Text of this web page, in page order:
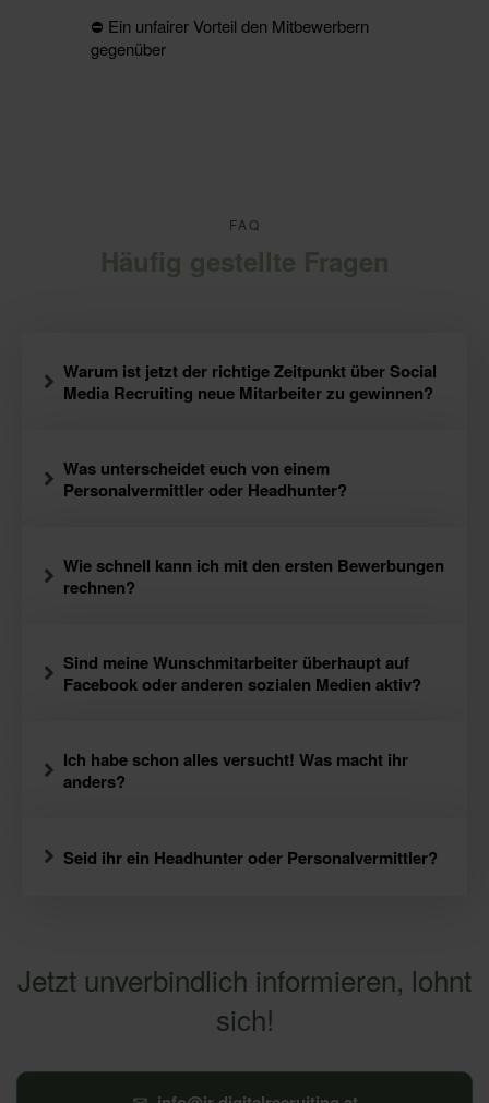
⛔️ Ein unfairer Vorteil den Mitbewerbern
gegenüber
FAQ
Häufig gestellte Fragen
Warum ist jetzt der richtige Zeitpunkt über Social
Media Recruiting neue Mitarbeiter zu gewinnen?
Was unterscheidet euch von einem
Personalvermittler oder Headhunter?
Wie schnell kann ich mit den ersten Bewerbungen
rechnen?
Sind meine Wunschmitarbeiter überhaupt auf
Facebook oder anderen sozialen Medien aktiv?
Ich habe schon alles versucht! Was macht ihr
anders?
Seid ihr ein Headhunter oder Personalvermittler?
Jetzt unverbindlich informieren, lohnt
sich!